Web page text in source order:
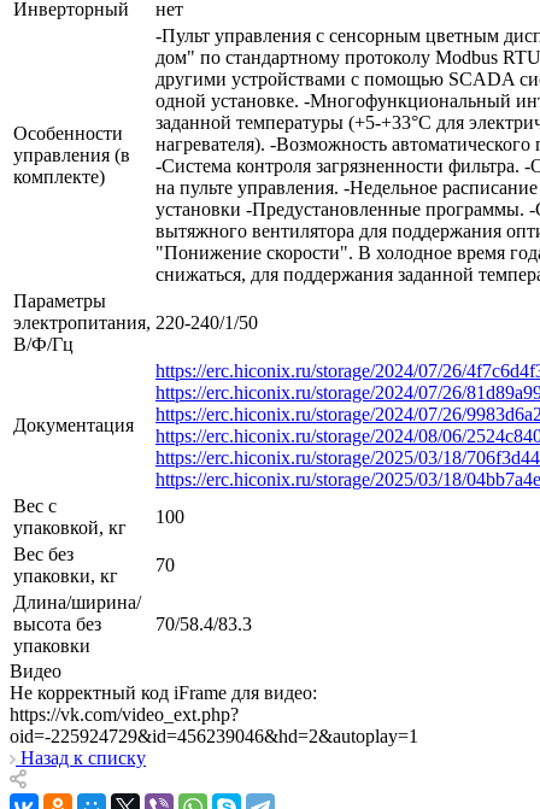
Инверторный
нет
Особенности
управления (в
комплекте)
-Пульт управления с сенсорным цветным
дом" по стандартному протоколу Modbus
другими устройствами с помощью SCADA
одной установке. -Многофункциональный
заданной температуры (+5-+33°С для
нагревателя). -Возможность
-Система контроля загрязненности фильтра.
на пульте управления. -Недельное
установки -Предустановленные программы.
вытяжного вентилятора для поддержания
"Понижение скорости". В холодное время
снижаться, для поддержания заданной
Параметры
электропитания,
В/Ф/Гц
220-240/1/50
Документация
https://erc.hiconix.ru/storage/2024/07/26/
https://erc.hiconix.ru/storage/2024/07/26/
https://erc.hiconix.ru/storage/2024/07/26/
https://erc.hiconix.ru/storage/2024/08/06/
https://erc.hiconix.ru/storage/2025/03/18/
https://erc.hiconix.ru/storage/2025/03/18/
Вес с
упаковкой, кг
100
Вес без
упаковки, кг
70
Длина/ширина/
высота без
упаковки
70/58.4/83.3
Видео
Не корректный код iFrame для видео:
https://vk.com/video_ext.php?
oid=-225924729&id=456239046&hd=2&autoplay=1
Назад к списку